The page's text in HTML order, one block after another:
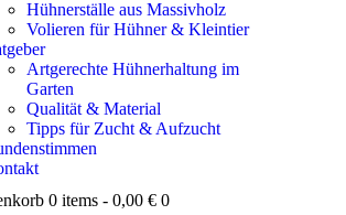
Hühnerställe aus Massivholz
Volieren für Hühner & Kleintier
Artgerechte Hühnerhaltung im
Garten
Qualität & Material
Tipps für Zucht & Aufzucht
0 items - 0,00 € 0